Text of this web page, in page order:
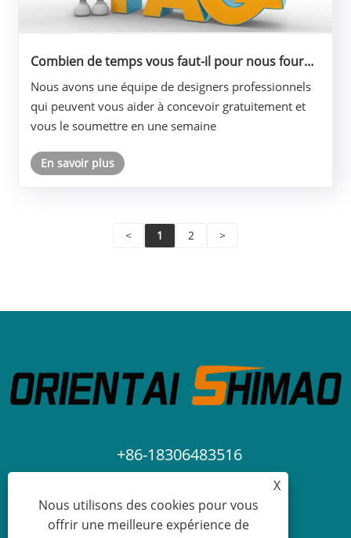
Combien de temps vous faut-il pour nous fournir
Nous avons une équipe de designers professionnels
qui peuvent vous aider à concevoir gratuitement et
vous le soumettre en une semaine
En savoir plus
< 1 2 >
+86-18306483516
jack@qdshimaogroup.comX
Nous utilisons des cookies pour vous
offrir une meilleure expérience de